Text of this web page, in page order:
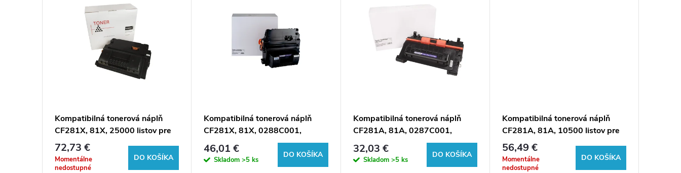
Kompatibilná tonerová náplň
CF281X, 81X, 25000 listov pre
tlačiarne HP
72,73 €
Momentálne
nedostupné
DO KOŠÍKA
Kompatibilná tonerová náplň
CF281X, 81X, 0288C001,
CRG039H, 25000 listov pre
tlačiarne HP (Orink white box)
46,01 €
Skladom>5 ks
DO KOŠÍKA
Kompatibilná tonerová náplň
CF281A, 81A, 0287C001,
CRG039, 10500 listov pre
tlačiarne HP (Orink white box)
32,03 €
Skladom >5 ks
DO KOŠÍKA
Kompatibilná tonerová náplň
CF281A, 81A, 10500 listov pre
tlačiarne HP
56,49 €
Momentálne
nedostupné
DO KOŠÍKA